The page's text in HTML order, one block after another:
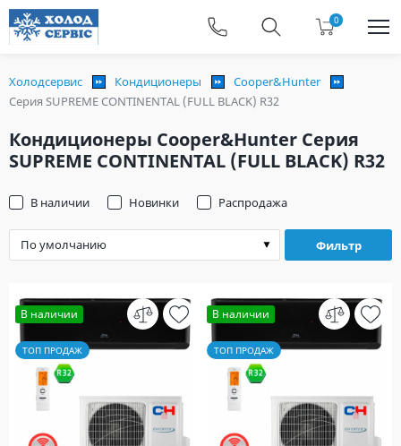
0
Холодсервис Кондиционеры
Cooper&Hunter
Серия SUPREME CONTINENTAL (FULL BLACK) R32
Кондиционеры Cooper&Hunter Серия
SUPREME CONTINENTAL (FULL BLACK) R32
Фильтр
В наличии Новинки Распродажа
В наличии
ТОП ПРОДАЖ
В наличии
ТОП ПРОДАЖ